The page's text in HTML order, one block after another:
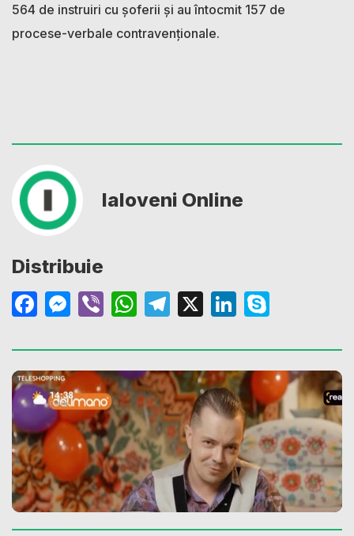
564 de instruiri cu șoferii și au întocmit 157 de
procese-verbale contravenționale.
Ialoveni Online
Distribuie
Facebook
Messenger
ViberWhatsApp
Telegram
X LinkedIn